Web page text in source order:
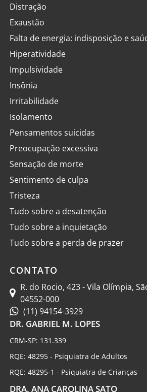
Distração
Exaustão
Falta de energia: indisposição e
Hiperatividade
Impulsividade
Insônia
Irritabilidade
Isolamento
Pensamentos suicidas
Preocupação excessiva
Sensação de morte
Sentimento de culpa
Tristeza
Tudo sobre a desatenção
Tudo sobre a inquietação
Tudo sobre a perda de prazer
CONTATO
R. do Rocio, 423 - Vila Olímpia,
04552-000
(11) 94154-3929
DR. GABRIEL M. LOPES
CRM-SP: 131.339
RQE: 48295 - Psiquiatra de Adultos
RQE: 48295-1 - Psiquiatra de Crianças
DRA. ANA CAROLINA SATO